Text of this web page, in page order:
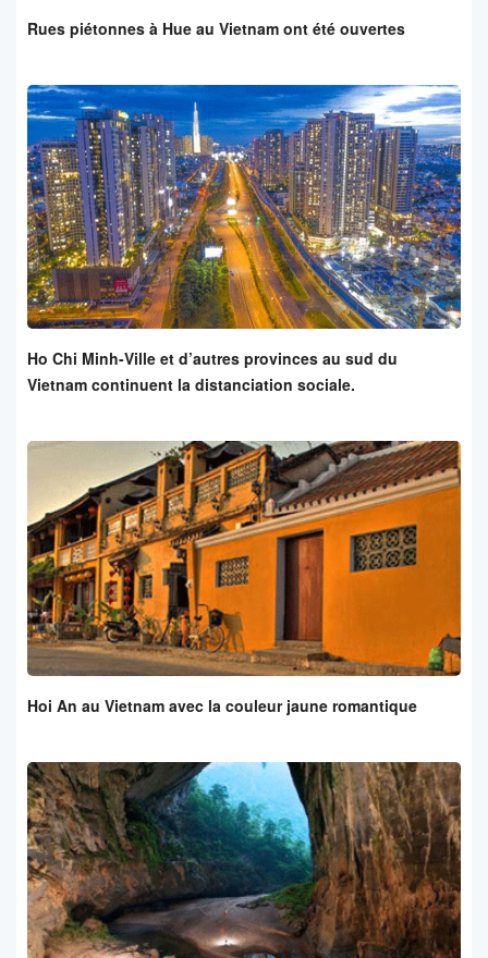
Rues piétonnes à Hue au Vietnam ont été ouvertes
Ho Chi Minh-Ville et d’autres provinces au sud du
Vietnam continuent la distanciation sociale.
Hoi An au Vietnam avec la couleur jaune romantique